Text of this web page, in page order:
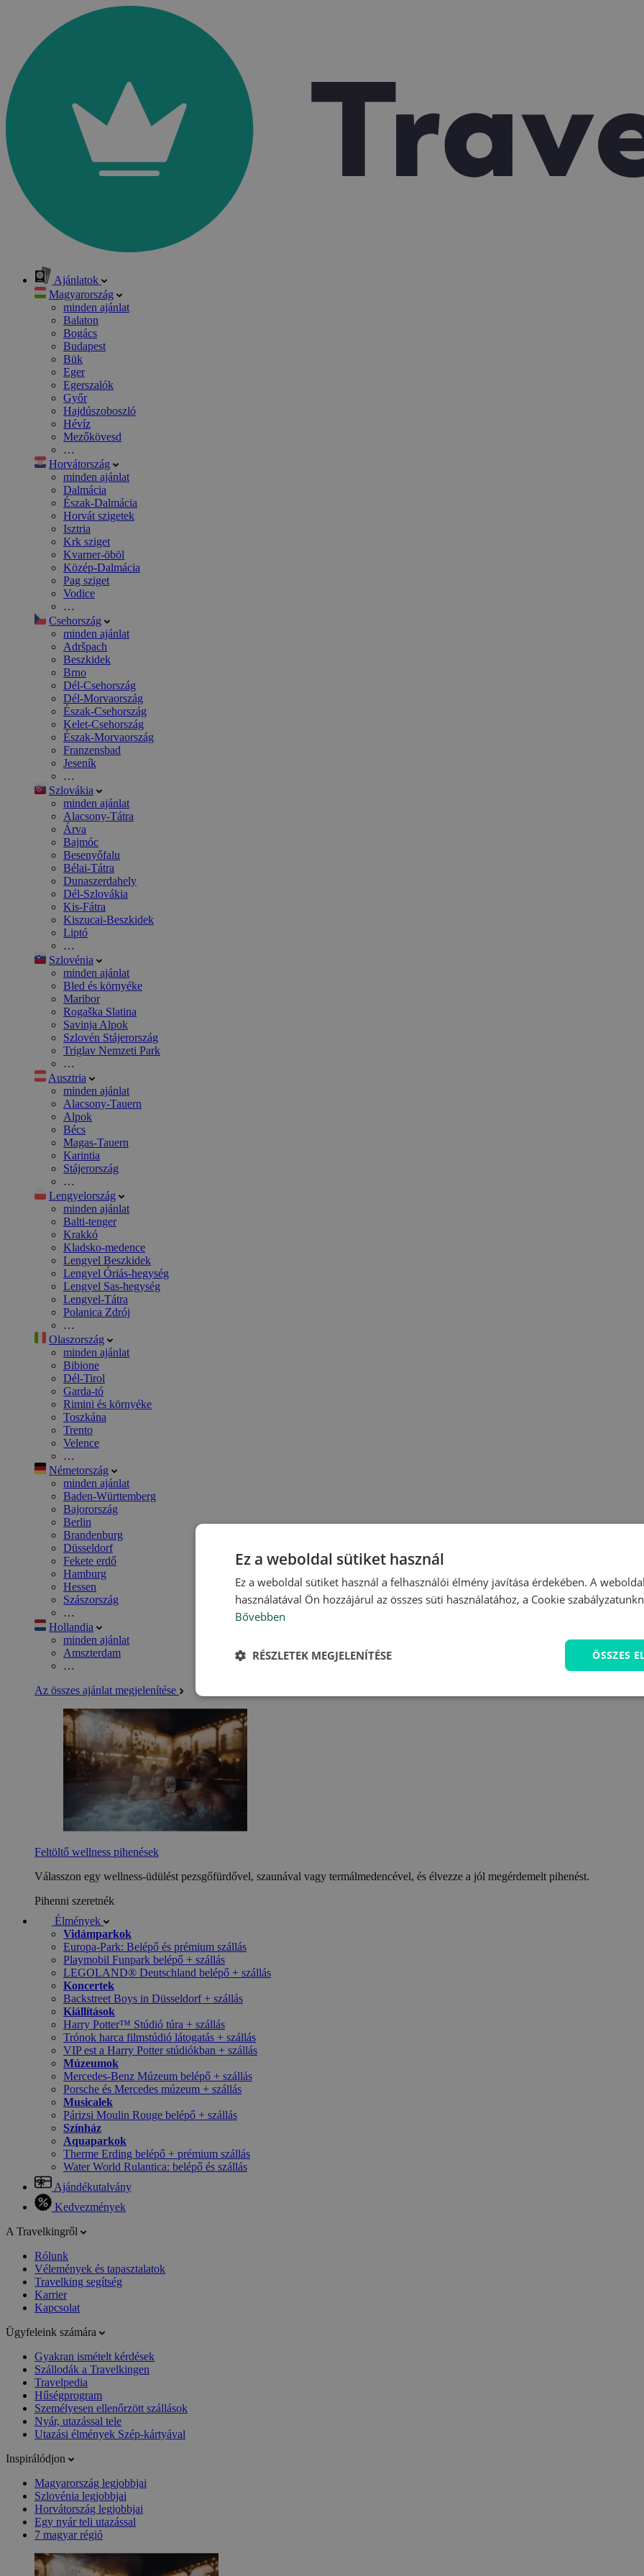
Ajánlatok
Magyarország
minden ajánlat
Balaton
Bogács
Budapest
Bük
Eger
Egerszalók
Győr
Hajdúszoboszló
Hévíz
Mezőkövesd
…
Horvátország
minden ajánlat
Dalmácia
Észak-Dalmácia
Horvát szigetek
Isztria
Krk sziget
Kvarner-öböl
Közép-Dalmácia
Pag sziget
Vodice
…
Csehország
minden ajánlat
Adršpach
Beszkidek
Brno
Dél-Csehország
Dél-Morvaország
Észak-Csehország
Kelet-Csehország
Észak-Morvaország
Franzensbad
Jeseník
…
Szlovákia
minden ajánlat
Alacsony-Tátra
Árva
Bajmóc
Besenyőfalu
Bélai-Tátra
Dunaszerdahely
Dél-Szlovákia
Kis-Fátra
Kiszucai-Beszkidek
Liptó
…
Szlovénia
minden ajánlat
Bled és környéke
Maribor
Rogaška Slatina
Savinja Alpok
Szlovén Stájerország
Triglav Nemzeti Park
…
Ausztria
minden ajánlat
Alacsony-Tauern
Alpok
Bécs
Magas-Tauern
Karintia
Stájerország
…
Lengyelország
minden ajánlat
Balti-tenger
Krakkó
Kladsko-medence
Lengyel Beszkidek
Lengyel Óriás-hegység
Lengyel Sas-hegység
Lengyel-Tátra
Polanica Zdrój
…
Olaszország
minden ajánlat
Bibione
Dél-Tirol
Garda-tó
Rimini és környéke
Toszkána
Trento
Velence
…
Németország
minden ajánlat
Baden-Württemberg
Bajorország
Berlin
Brandenburg
Düsseldorf
Fekete erdő
Hamburg
Hessen
Szászország
…
Hollandia
minden ajánlat
Amszterdam
…
Az összes ajánlat megjelenítése
Feltöltő wellness pihenések
Válasszon egy wellness-üdülést pezsgőfürdővel, szaunával vagy termálmedencével, és élvezze a jól megérdemelt pihenést.
Pihenni szeretnék
Élmények
Vidámparkok
Europa-Park: Belépő és prémium szállás
Playmobil Funpark belépő + szállás
LEGOLAND® Deutschland belépő + szállás
Koncertek
Backstreet Boys in Düsseldorf + szállás
Kiállítások
Harry Potter™ Stúdió túra + szállás
Trónok harca filmstúdió látogatás + szállás
VIP est a Harry Potter stúdiókban + szállás
Múzeumok
Mercedes-Benz Múzeum belépő + szállás
Porsche és Mercedes múzeum + szállás
Musicalek
Párizsi Moulin Rouge belépő + szállás
Színház
Aquaparkok
Therme Erding belépő + prémium szállás
Water World Rulantica: belépő és szállás
Ajándékutalvány
Kedvezmények
A Travelkingről
Rólunk
Vélemények és tapasztalatok
Travelking segítség
Karrier
Kapcsolat
Ügyfeleink számára
Gyakran ismételt kérdések
Szállodák a Travelkingen
Travelpedia
Hűségprogram
Személyesen ellenőrzött szállások
Nyár, utazással tele
Utazási élmények Szép-kártyával
Inspirálódjon
Magyarország legjobbjai
Szlovénia legjobbjai
Horvátország legjobbjai
Egy nyár teli utazással
7 magyar régió
Ez a weboldal sütiket használ
Ez a weboldal sütiket használ a felhasználói élmény javítása érdekében. A
használatával Ön hozzájárul az összes süti használatához, a Cookie
Bővebben
ÖSSZES
RÉSZLETEK MEGJELENÍTÉSE